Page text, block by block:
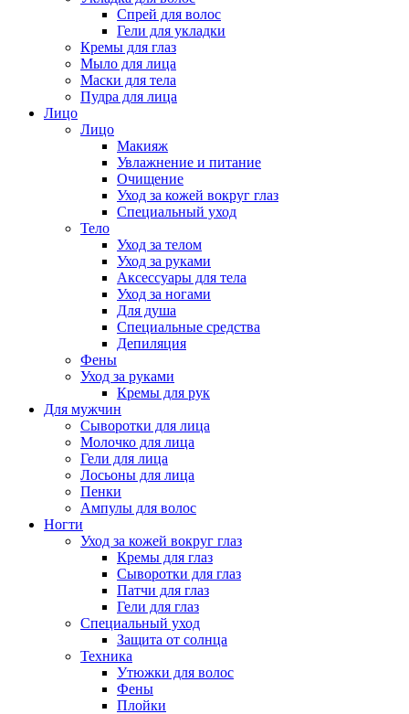
Спрей для волос
Гели для укладки
Кремы для глаз
Мыло для лица
Маски для тела
Пудра для лица
Лицо
Лицо
Макияж
Увлажнение и питание
Очищение
Уход за кожей вокруг глаз
Специальный уход
Тело
Уход за телом
Уход за руками
Аксессуары для тела
Уход за ногами
Для душа
Специальные средства
Депиляция
Фены
Уход за руками
Кремы для рук
Для мужчин
Сыворотки для лица
Молочко для лица
Гели для лица
Лосьоны для лица
Пенки
Ампулы для волос
Ногти
Уход за кожей вокруг глаз
Кремы для глаз
Сыворотки для глаз
Патчи для глаз
Гели для глаз
Специальный уход
Защита от солнца
Техника
Утюжки для волос
Фены
Плойки